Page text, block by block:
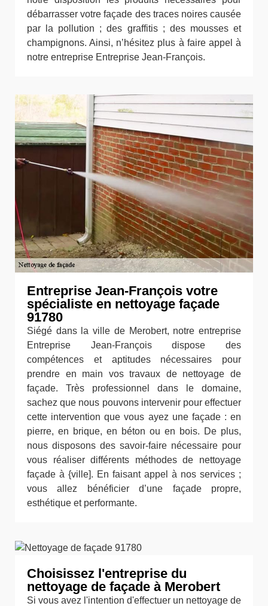
débarrasser votre façade des traces noires causée
par la pollution ; des graffitis ; des mousses et
champignons. Ainsi, n’hésitez plus à faire appel à
notre entreprise Entreprise Jean-François.
Entreprise Jean-François votre
spécialiste en nettoyage façade
91780
Siégé dans la ville de Merobert, notre entreprise
Entreprise Jean-François dispose des
compétences et aptitudes nécessaires pour
prendre en main vos travaux de nettoyage de
façade. Très professionnel dans le domaine,
sachez que nous pouvons intervenir pour effectuer
cette intervention que vous ayez une façade : en
pierre, en brique, en béton ou en bois. De plus,
nous disposons des savoir-faire nécessaire pour
vous réaliser différents méthodes de nettoyage
façade à {ville]. En faisant appel à nos services ;
vous allez bénéficier d’une façade propre,
esthétique et performante.
Choisissez l'entreprise du
nettoyage de façade à Merobert
Si vous avez l'intention d'effectuer un nettoyage de